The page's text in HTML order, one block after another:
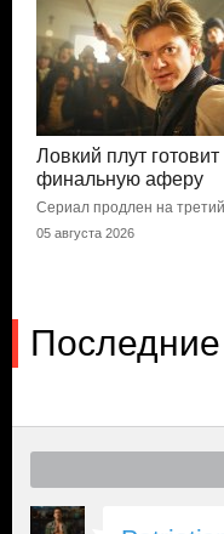
Ловкий плут готовит
финальную аферу
Сериал продлен на
05 августа 2026